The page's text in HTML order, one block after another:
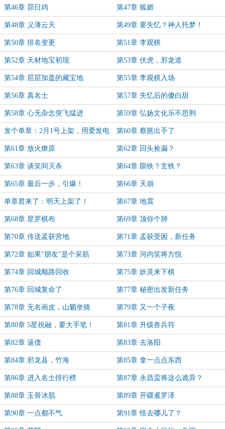
第46章 昴日鸡 第47章 狐媚
第48章 义薄云天 第49章 要失忆？神人托梦！
第50章 排名变更 第51章 李观棋
第52章 天材地宝初现 第53章 伏虎，邪龙道
第54章 层层加盖的藏宝地 第55章 李观棋入场
第56章 真名士 第57章 失忆后的傻白甜
第58章 心无杂念突飞猛进 第59章 弘扬文化乐不思荆
发个单章：2月1号上架，用爱发电
保证！
第60章 蔡邕出手了
第61章 放火燎原 第62章 回头捡漏？
第63章 谈笑间灭杀 第64章 陨铁？玄铁？
第65章 最后一步，引爆！ 第66章 天崩
单章君来了：明天上架了！ 第67章 地震
第68章 星罗棋布 第69章 顶你个肺
第70章 传送孟获营地 第71章 孟获受困，新任务
第72章 如果“朋友”是个呆筋 第73章 河内笑将方悦
第74章 回城顺路回收 第75章 妖灵来下棋
第76章 回城复命了 第77章 秘密出发新任务
第78章 无名画皮，山魈坐骑 第79章 又一个子夜
第80章 5星祝融，要大手笔！ 第81章 升级兽兵符
第82章 逼债 第83章 去洛阳
第84章 邪龙县，竹海 第85章 拿一点点东西
第86章 进入名士排行榜 第87章 永昌蛮将这么诡异？
第88章 玉骨冰肌 第89章 开疆暹罗泽
第90章 一点都不气 第91章 怪去哪儿了？